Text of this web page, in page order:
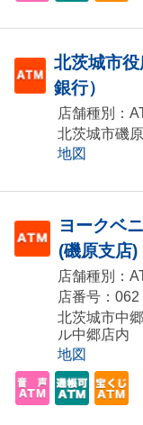
北茨城市
銀行）
店舗種別：
北茨城市磯
地図
ヨークベ
(磯原支店)
店舗種別：
店番号：062
北茨城市中
ル中郷店内
地図